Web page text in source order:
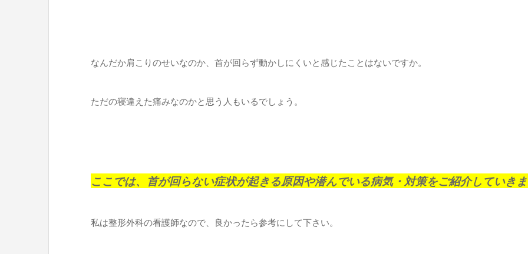
なんだか肩こりのせいなのか、首が回らず動かしにくいと感じたことはないですか。
ただの寝違えた痛みなのかと思う人もいるでしょう。
ここでは、首が回らない症状が起きる原因や潜んでいる病気・対策をご紹介していき
私は整形外科の看護師なので、良かったら参考にして下さい。